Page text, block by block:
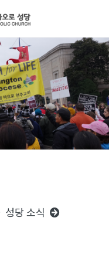
성당 소식